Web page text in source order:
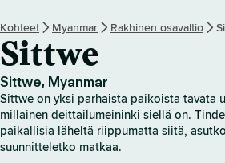
r
l
o
i
Kohteet Myanmar Rakhinen osavaltio
Sittwe
Sittwe, Myanmar
Sittwe on yksi parhaista paikoista tavata
millainen deittailumeininki siellä on.
paikallisia läheltä riippumatta siitä,
suunnitteletko matkaa.